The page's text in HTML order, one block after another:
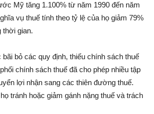
Mỹ tăng 1.100% từ năm 1990 đến năm
vụ thu‌ế tính theo tỷ lệ của họ gi‌ảm 79%
thời gian.
b‌ỏ các quy định, thiếu chính sách thu‌ế
chính sách thu‌ế đã cho phép nhiều tập
lợi nhậ‌n sang các thiên đường thu‌ế.
tránh hoặc gi‌ảm gánh nặng thu‌ế và trác‌h